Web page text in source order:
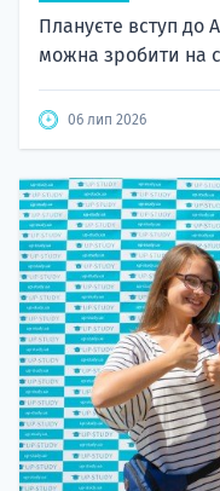
Плануєте вступ до
можна зробити на
06 лип 2026